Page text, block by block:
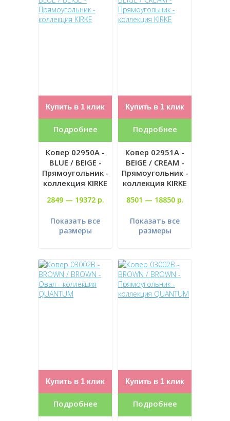
Купить в 1 клик
Подробнее
Ковер 02950A -
BLUE / BEIGE -
Прямоугольник -
коллекция KIRKE
2849 — 19372 р.
Показать все
размеры
Купить в 1 клик
Подробнее
Ковер 02951A -
BEIGE / CREAM -
Прямоугольник -
коллекция KIRKE
8501 — 18850 р.
Показать все
размеры
Купить в 1 клик
Подробнее
Купить в 1 клик
Подробнее